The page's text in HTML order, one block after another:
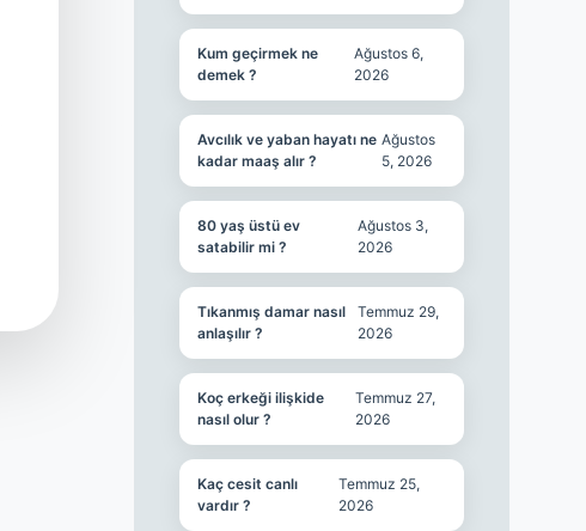
Kum geçirmek ne
demek ?
Ağustos 6,
2026
Avcılık ve yaban hayatı ne
kadar maaş alır ?
Ağustos
5, 2026
80 yaş üstü ev
satabilir mi ?
Ağustos 3,
2026
Tıkanmış damar nasıl
anlaşılır ?
Temmuz 29,
2026
Koç erkeği ilişkide
nasıl olur ?
Temmuz 27,
2026
Kaç cesit canlı
vardır ?
Temmuz 25,
2026